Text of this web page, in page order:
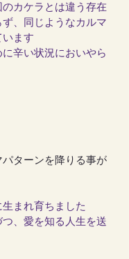
カケラとは違う存在
、同じようなカルマ
ます
に辛い状況においやら
ターンを降りる事が
まれ育ちました
、愛を知る人生を送